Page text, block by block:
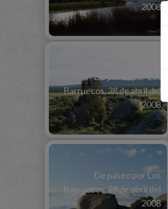
2008
De paseo por Los
Barruecos, 28 de abril del
2008
De paseo por Los
Barruecos, 28 de abril del
2008